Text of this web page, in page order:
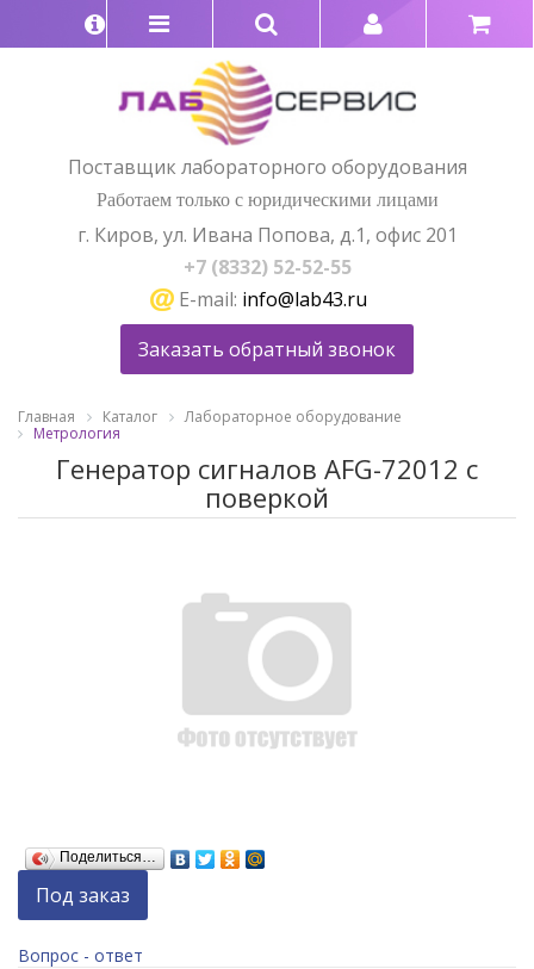
Поставщик лабораторного оборудования
Работаем только с юридическими лицами
г. Киров, ул. Ивана Попова, д.1, офис 201
+7 (8332) 52-52-55
E-mail: info@lab43.ru
Заказать обратный звонок
Главная Каталог
Лабораторное оборудование
Метрология
Генератор сигналов AFG-72012 с
поверкой
Поделиться…
Под заказ
Вопрос - ответ